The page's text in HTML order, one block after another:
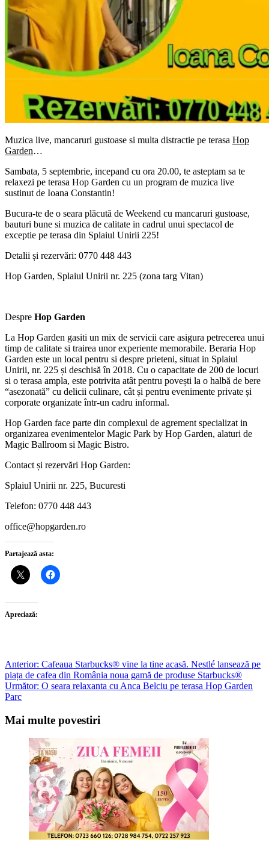
Muzica live, mancaruri gustoase si multa distractie pe terasa Hop
Garden…
Sambata, 5 septembrie, incepand cu ora 20.00, te asteptam sa te
relaxezi pe terasa Hop Garden cu un program de muzica live
sustinut de Ioana Constantin!
Bucura-te de o seara plăcută de Weekend cu mancaruri gustoase,
bauturi bune si muzica de calitate in cadrul unui spectacol de
exceptie pe terasa din Splaiul Unirii 225!
Detalii și rezervări: 0770 448 443
Hop Garden, Splaiul Unirii nr. 225 (zona targ Vitan)
Despre Hop Garden
La Hop Garden gasiti un mix de servicii care asigura petrecerea unui
timp de calitate si trairea unor experiente memorabile. Beraria Hop
Garden este un local pentru si despre prieteni, situat in Splaiul
Unirii, nr. 225 și deschisă în 2018. Cu o capacitate de 200 de locuri
si o terasa ampla, este potrivita atât pentru povești la o halbă de bere
“asezonată” cu delicii culinare, cât și pentru evenimente private și
corporate organizate într-un cadru informal.
Hop Garden face parte din complexul de agrement specializat in
organizarea evenimentelor Magic Park by Hop Garden, alaturi de
Magic Ballroom si Magic Bistro.
Contact și rezervări Hop Garden:
Splaiul Unirii nr. 225, Bucuresti
Telefon: 0770 448 443
office@hopgarden.ro
Partajează asta:
Apreciază:
Post
navigation
Anterior: Cafeaua Starbucks® vine la tine acasă. Nestlé lansează pe
piața de cafea din România noua gamă de produse Starbucks®
Următor: O seara relaxanta cu Anca Belciu pe terasa Hop Garden
Parc
Mai multe povestiri